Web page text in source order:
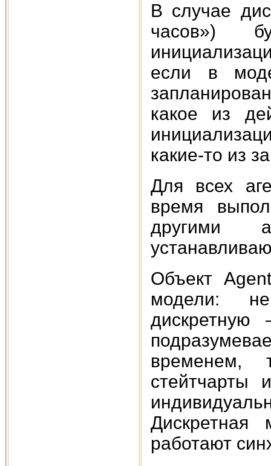
В случае
часов»)
если в
какое из
какие-то из
Для всех
время
другими
Объект
модели:
дискретную
временем,
стейтчарты
Дискретная
работают